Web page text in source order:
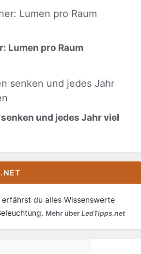
Lumen pro Raum
und jedes Jahr viel
du alles Wissenswerte
Mehr überLedTipps.net